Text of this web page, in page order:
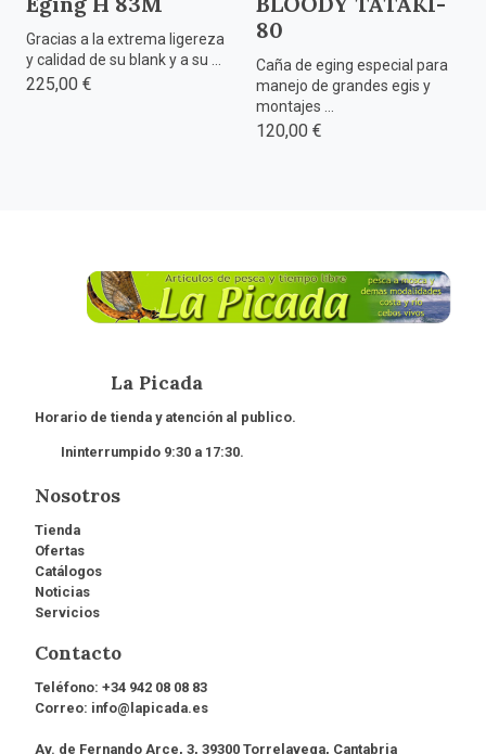
Gracias a la extrema ligereza
y calidad de su blank y a su ...
225,00 €
80
Caña de eging especial para
manejo de grandes egis y
montajes ...
120,00 €
La Picada
Horario de tienda y atención al publico.
Ininterrumpido 9:30 a 17:30.
Nosotros
Tienda
Ofertas
Catálogos
Noticias
Servicios
Contacto
Teléfono: +34 942 08 08 83
Correo: info@lapicada.es
Av. de Fernando Arce, 3, 39300 Torrelavega, Cantabria